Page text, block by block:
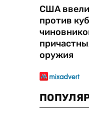
США
против
оружия